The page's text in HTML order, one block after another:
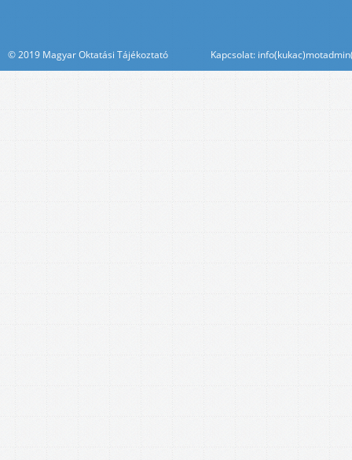
© 2019 Magyar Oktatási Tájékoztató Kapcsolat: